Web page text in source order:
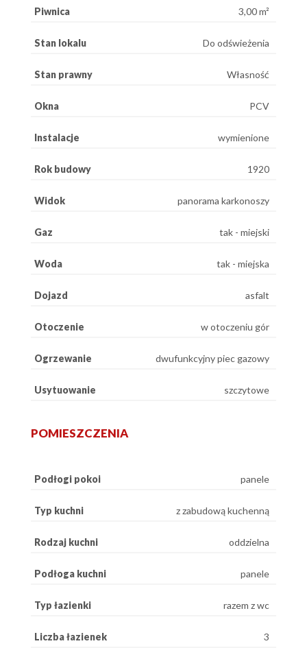
Piwnica 3,00 m²
Stan lokalu Do odświeżenia
Stan prawny Własność
Okna PCV
Instalacje wymienione
Rok budowy 1920
Widok panorama karkonoszy
Gaz tak - miejski
Woda tak - miejska
Dojazd asfalt
Otoczenie w otoczeniu gór
Ogrzewanie dwufunkcyjny piec gazowy
Usytuowanie szczytowe
POMIESZCZENIA
Podłogi pokoi panele
Typ kuchni z zabudową kuchenną
Rodzaj kuchni oddzielna
Podłoga kuchni panele
Typ łazienki razem z wc
Liczba łazienek 3